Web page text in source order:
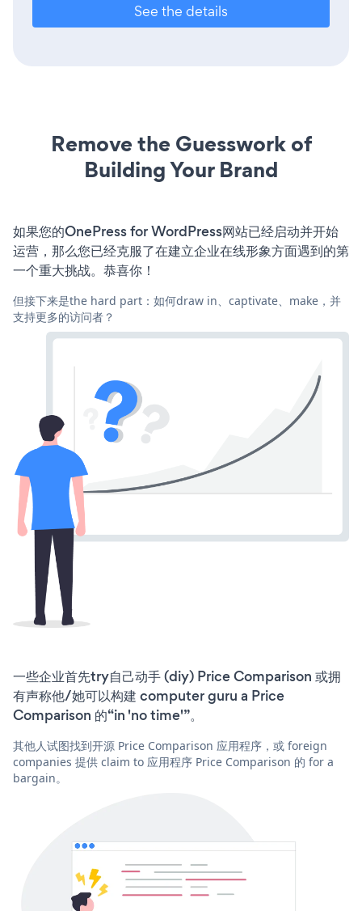
See the details
Remove the Guesswork of
Building Your Brand
如果您的OnePress for WordPress网站已经启动并开始
运营，那么您已经克服了在建立企业在线形象方面遇到的第
一个重大挑战。恭喜你！
但接下来是the hard part：如何draw in、captivate、make，并
支持更多的访问者？
一些企业首先try自己动手 (diy) Price Comparison 或拥
有声称他/她可以构建 computer guru a Price
Comparison 的“in 'no time'”。
其他人试图找到开源 Price Comparison 应用程序，或 foreign
companies 提供 claim to 应用程序 Price Comparison 的 for a
bargain。